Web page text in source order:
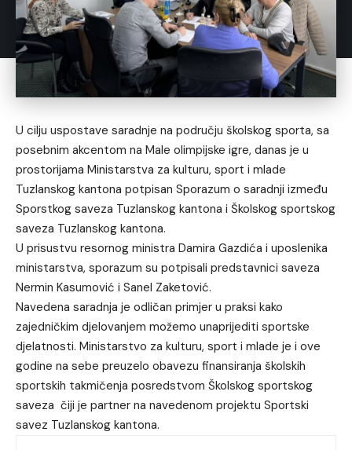
U cilju uspostave saradnje na području školskog sporta, sa
posebnim akcentom na Male olimpijske igre, danas je u
prostorijama Ministarstva za kulturu, sport i mlade
Tuzlanskog kantona potpisan Sporazum o saradnji između
Sporstkog saveza Tuzlanskog kantona i Školskog sportskog
saveza Tuzlanskog kantona.
U prisustvu resornog ministra Damira Gazdića i uposlenika
ministarstva, sporazum su potpisali predstavnici saveza
Nermin Kasumović i Sanel Zaketović.
Navedena saradnja je odličan primjer u praksi kako
zajedničkim djelovanjem možemo unaprijediti sportske
djelatnosti. Ministarstvo za kulturu, sport i mlade je i ove
godine na sebe preuzelo obavezu finansiranja školskih
sportskih takmičenja posredstvom Školskog sportskog
saveza čiji je partner na navedenom projektu Sportski
savez Tuzlanskog kantona.